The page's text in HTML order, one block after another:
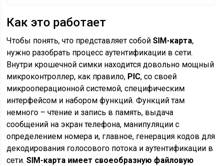
Как это работает
Чтобы понять, что представляет собойSIM-карта,
нужно разобрать процесс аутентификации в сети.
Внутри крошечной симки находится довольно мощный
микроконтроллер, как правило, PIC, со своей
микрооперационной системой, специфическим
интерфейсом и набором функций. Функций там
немного – чтение и запись в память, выдача
сообщений на экран телефона, манипуляции с
определением номера и, главное, генерация кодов для
декодирования голосового потока и аутентификации в
сети.SIM-карта имеет своеобразную файловую